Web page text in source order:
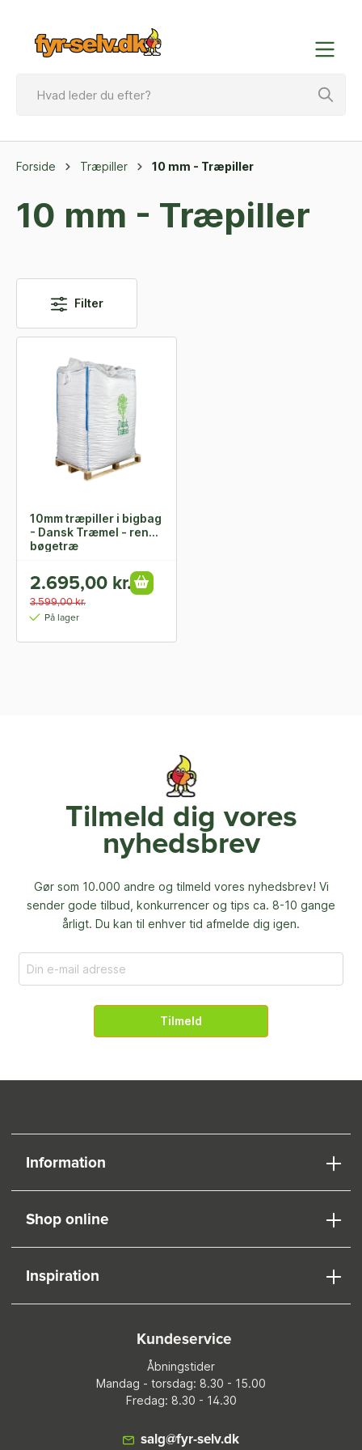
Forside Træpiller 10 mm - Træpiller
10 mm - Træpiller
Filter
10mm træpiller i bigbag
- Dansk Træmel - ren
bøgetræ
2.695,00 kr.
3.599,00 kr.
På lager
Tilmeld dig vores
nyhedsbrev
Gør som 10.000 andre og tilmeld vores nyhedsbrev! Vi
sender gode tilbud, konkurrencer og tips ca. 8-10 gange
årligt. Du kan til enhver tid afmelde dig igen.
Tilmeld
Information
Shop online
Inspiration
Kundeservice
Åbningstider
Mandag - torsdag: 8.30 - 15.00
Fredag: 8.30 - 14.30
salg@fyr-selv.dk